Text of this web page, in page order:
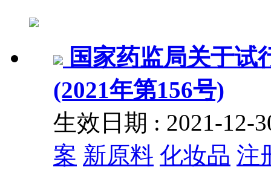
国家药监局关于试
(2021年第156号)
生效日期 : 2021-12-
案 新原料 化妆品 注